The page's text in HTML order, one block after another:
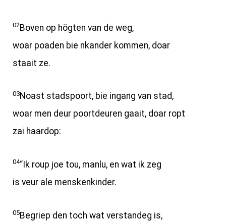
02Boven op högten van de weg,
woar poaden bie nkander kommen, doar
staait ze.
03Noast stadspoort, bie ingang van stad,
woar men deur poortdeuren gaait, doar ropt
zai haardop:
04“Ik roup joe tou, manlu, en wat ik zeg
is veur ale menskenkinder.
05Begriep den toch wat verstandeg is,